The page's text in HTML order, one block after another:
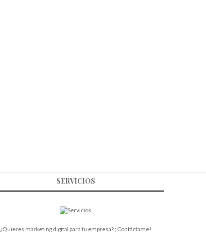
SERVICIOS
¿Quieres marketing digital para tu empresa? ¡Contáctame!